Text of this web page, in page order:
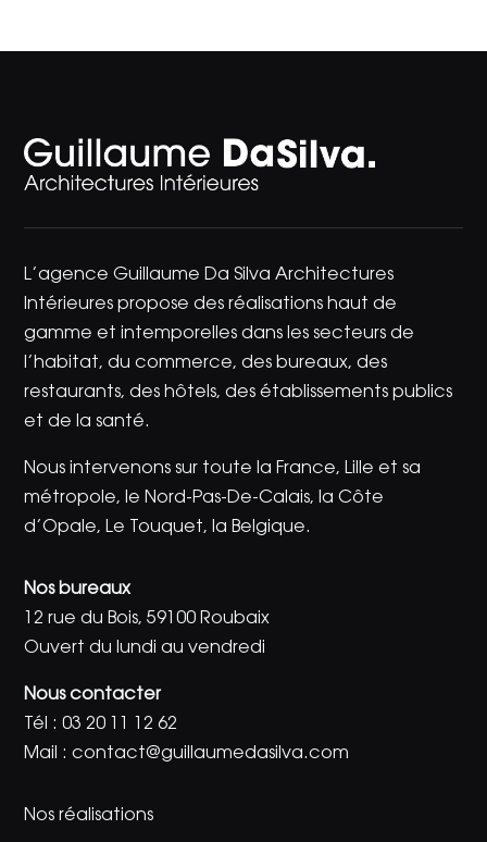
L’agence Guillaume Da Silva Architectures
Intérieures propose des réalisations haut de
gamme et intemporelles dans les secteurs de
l’habitat, du commerce, des bureaux, des
restaurants, des hôtels, des établissements publics
et de la santé.
Nous intervenons sur toute la France, Lille et sa
métropole, le Nord-Pas-De-Calais, la Côte
d’Opale, Le Touquet, la Belgique.
Nos bureaux
12 rue du Bois, 59100 Roubaix
Ouvert du lundi au vendredi
Nous contacter
Tél :03 20 11 12 62
Mail :contact@guillaumedasilva.com
Nos réalisations